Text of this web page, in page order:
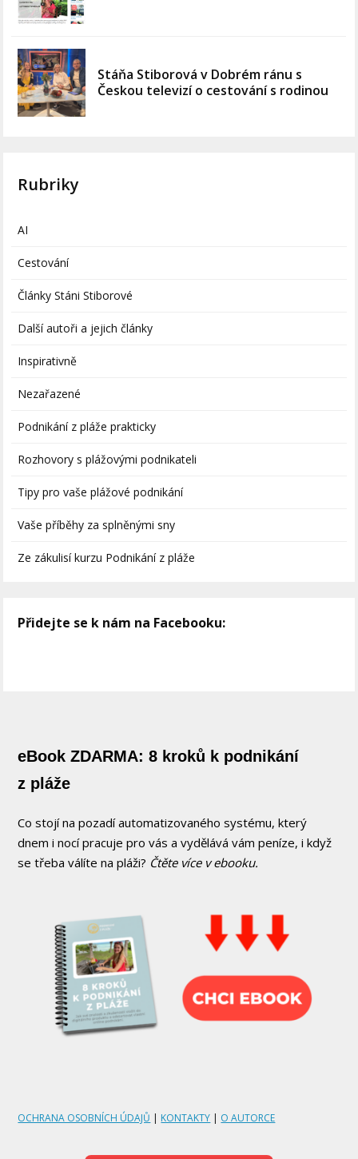
Stáňa Stiborová v Dobrém ránu s
Českou televizí o cestování s rodinou
Rubriky
AI
Cestování
Články Stáni Stiborové
Další autoři a jejich články
Inspirativně
Nezařazené
Podnikání z pláže prakticky
Rozhovory s plážovými podnikateli
Tipy pro vaše plážové podnikání
Vaše příběhy za splněnými sny
Ze zákulisí kurzu Podnikání z pláže
Přidejte se k nám na Facebooku:
eBook ZDARMA: 8 kroků k podnikání
z pláže
Co stojí na pozadí automatizovaného systému, který
dnem i nocí pracuje pro vás a vydělává vám peníze, i když
se třeba válíte na pláži? Čtěte více v ebooku.
OCHRANA OSOBNÍCH ÚDAJŮ | KONTAKTY | O AUTORCE